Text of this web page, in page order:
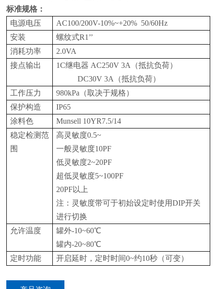
标准规格：
电源电压
AC100/200V-10%~+20% 50/60Hz
安装
螺纹式R1’’
消耗功率
2.0VA
接点输出
1C继电器 AC250V 3A（抵抗负荷）
DC30V 3A（抵抗负荷）
工作压力
980kPa（取决于规格）
保护构造
IP65
涂料色
Munsell 10YR7.5/14
稳定检测范
围
高灵敏度0.5~
一般灵敏度10PF
低灵敏度2~20PF
超低灵敏度5~100PF
20PF以上
注：灵敏度带可于初始设定时使用DIP开关
进行切换
允许温度
罐外-10~60℃
罐内-20~80℃
定时功能
开启延时，定时时间0~约10秒（可变）